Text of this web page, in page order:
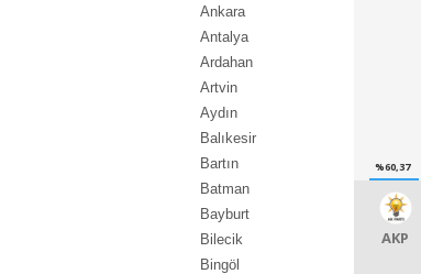
Ankara
Antalya
Ardahan
Artvin
Aydın
Balıkesir
Bartın
Batman
Bayburt
Bilecik
Bingöl
%60,37
AKP